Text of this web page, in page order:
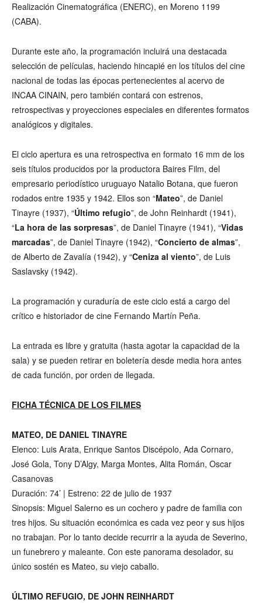
Realización Cinematográfica (ENERC), en Moreno 1199
(CABA).
Durante este año, la programación incluirá una destacada
selección de películas, haciendo hincapié en los títulos del cine
nacional de todas las épocas pertenecientes al acervo de
INCAA CINAIN, pero también contará con estrenos,
retrospectivas y proyecciones especiales en diferentes formatos
analógicos y digitales.
El ciclo apertura es una retrospectiva en formato 16 mm de los
seis títulos producidos por la productora Baires Film, del
empresario periodístico uruguayo Natalio Botana, que fueron
rodados entre 1935 y 1942. Ellos son “Mateo”, de Daniel
Tinayre (1937), “Último refugio”, de John Reinhardt (1941),
“La hora de las sorpresas”, de Daniel Tinayre (1941), “Vidas
marcadas”, de Daniel Tinayre (1942), “Concierto de almas”,
de Alberto de Zavalía (1942), y “Ceniza al viento”, de Luis
Saslavsky (1942).
La programación y curaduría de este ciclo está a cargo del
crítico e historiador de cine Fernando Martín Peña.
La entrada es libre y gratuita (hasta agotar la capacidad de la
sala) y se pueden retirar en boletería desde media hora antes
de cada función, por orden de llegada.
FICHA TÉCNICA DE LOS FILMES
MATEO, DE DANIEL TINAYRE
Elenco: Luis Arata, Enrique Santos Discépolo, Ada Cornaro,
José Gola, Tony D’Algy, Marga Montes, Alita Román, Oscar
Casanovas
Duración: 74’ | Estreno: 22 de julio de 1937
Sinopsis: Miguel Salerno es un cochero y padre de familia con
tres hijos. Su situación económica es cada vez peor y sus hijos
no trabajan. Por lo tanto decide recurrir a la ayuda de Severino,
un funebrero y maleante. Con este panorama desolador, su
único sostén es Mateo, su viejo caballo.
ÚLTIMO REFUGIO, DE JOHN REINHARDT